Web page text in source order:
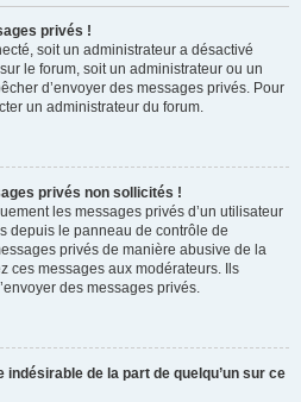
privés !
soit un administrateur a désactivé
le forum, soit un administrateur ou un
d’envoyer des messages privés. Pour
un administrateur du forum.
privés non sollicités !
les messages privés d’un utilisateur
depuis le panneau de contrôle de
privés de manière abusive de la
ces messages aux modérateurs. Ils
des messages privés.
de la part de quelqu’un sur ce